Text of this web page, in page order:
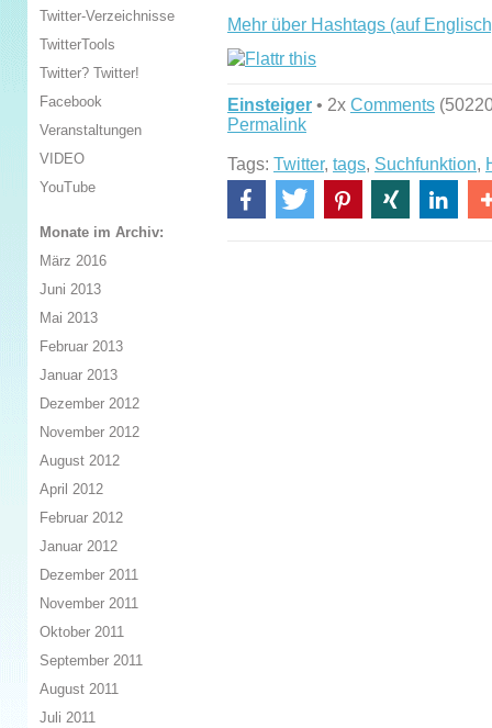
Mehr über Hashtags (auf
Einsteiger • 2x Comments
Permalink
Tags: Twitter, tags, Suchfunktion,
Twitter-Verzeichnisse
TwitterTools
Twitter? Twitter!
Facebook
Veranstaltungen
VIDEO
YouTube
Monate im Archiv:
März 2016
Juni 2013
Mai 2013
Februar 2013
Januar 2013
Dezember 2012
November 2012
August 2012
April 2012
Februar 2012
Januar 2012
Dezember 2011
November 2011
Oktober 2011
September 2011
August 2011
Juli 2011